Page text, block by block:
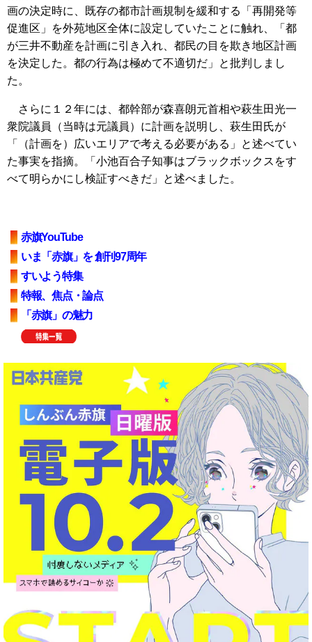
画の決定時に、既存の都市計画規制を緩和する「再開発等
促進区」を外苑地区全体に設定していたことに触れ、「都
が三井不動産を計画に引き入れ、都民の目を欺き地区計画
を決定した。都の行為は極めて不適切だ」と批判しまし
た。
さらに１２年には、都幹部が森喜朗元首相や萩生田光一
衆院議員（当時は元議員）に計画を説明し、萩生田氏が
「（計画を）広いエリアで考える必要がある」と述べてい
た事実を指摘。「小池百合子知事はブラックボックスをす
べて明らかにし検証すべきだ」と述べました。
赤旗YouTube
いま「赤旗」を 創刊97周年
すいよう特集
特報、焦点・論点
「赤旗」の魅力